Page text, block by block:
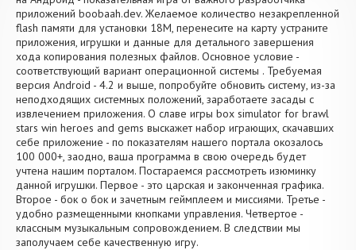
приложений boobaah.dev. Желаемое количество незакрепленной
flash памяти для установки 18M, перенесите на карту устраните
приложения, игрушки и данные для детального завершения
хода копирования полезных файлов. Основное условие -
соответствующий вариант операционной системы . Требуемая
версия Android - 4.2 и выше, попробуйте обновить систему, из-за
неподходящих системных положений, заработаете засады с
извлечением приложения. О славе игры box simulator for brawl
stars win heroes and gems выскажет набор играющих, скачавших
себе приложение - по показателям нашего портала окозалось
100 000+, заодно, ваша программа в свою очередь будет
учтена нашим порталом. Постараемся рассмотреть изюминку
данной игрушки. Первое - это царская и законченная графика.
Второе - бок о бок и зачетным геймплеем и миссиями. Третье -
удобно размещенными кнопками управления. Четвертое -
классным музыкальным сопровождением. В следствии мы
заполучаем себе качественную игру.